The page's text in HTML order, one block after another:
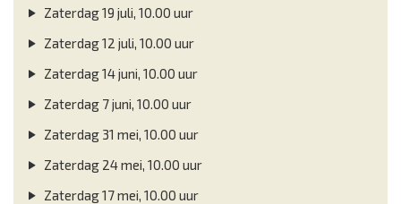
Zaterdag 19 juli, 10.00 uur
Zaterdag 12 juli, 10.00 uur
Zaterdag 14 juni, 10.00 uur
Zaterdag 7 juni, 10.00 uur
Zaterdag 31 mei, 10.00 uur
Zaterdag 24 mei, 10.00 uur
Zaterdag 17 mei, 10.00 uur